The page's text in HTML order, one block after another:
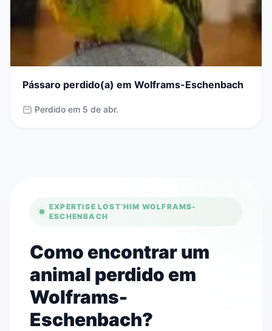
Pássaro perdido(a) em Wolframs-Eschenbach
Perdido em 5 de abr.
EXPERTISE LOST’HIM WOLFRAMS-
ESCHENBACH
Como encontrar um
animal perdido em
Wolframs-
Eschenbach?